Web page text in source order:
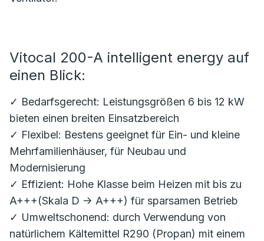
Vitocal 200-A intelligent energy auf
einen Blick:
✓ Bedarfsgerecht: Leistungsgrößen 6 bis 12 kW
bieten einen breiten Einsatzbereich
✓ Flexibel: Bestens geeignet für Ein- und kleine
Mehrfamilienhäuser, für Neubau und
Modernisierung
✓ Effizient: Hohe Klasse beim Heizen mit bis zu
A+++(Skala D -> A+++) für sparsamen Betrieb
✓ Umweltschonend: durch Verwendung von
natürlichem Kältemittel R290 (Propan) mit einem